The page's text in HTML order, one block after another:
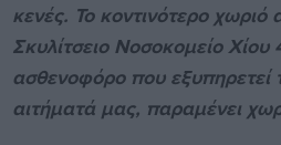
κενές. Το κοντινότερο χωριό
Σκυλίτσειο Νοσοκομείο Χίου
ασθενοφόρο που εξυπηρετεί
αιτήματά μας, παραμένει